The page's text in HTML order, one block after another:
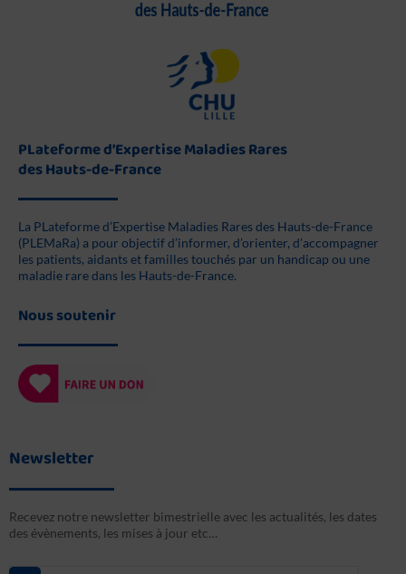
PLateforme d’Expertise Maladies Rares
des Hauts-de-France
La PLateforme d’Expertise Maladies Rares des Hauts-de-France
(PLEMaRa) a pour objectif d’informer, d’orienter, d’accompagner
les patients, aidants et familles touchés par un handicap ou une
maladie rare dans les Hauts-de-France.
Nous soutenir
Newsletter
Recevez notre newsletter bimestrielle avec les actualités, les dates
des évènements, les mises à jour etc…
E-
mail